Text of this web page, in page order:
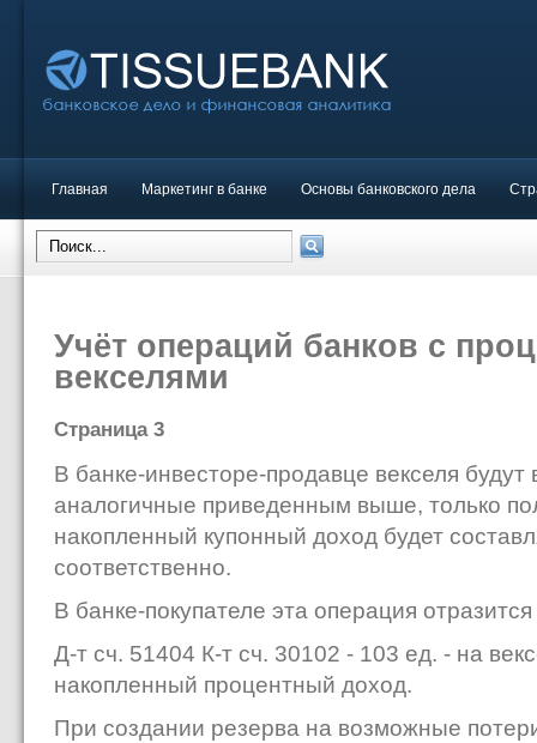
Главная Маркетинг в банке Основы банковского дела
Учёт операций банков с
векселями
Страница 3
В банке-инвесторе-продавце векселя будут
аналогичные приведенным выше, только
накопленный купонный доход будет
соответственно.
В банке-покупателе эта операция
Д-т сч. 51404 К-т сч. 30102 - 103 ед. - на
накопленный процентный доход.
При создании резерва на возможные